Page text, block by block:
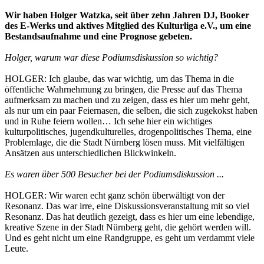
Wir haben Holger Watzka, seit über zehn Jahren DJ, Booker
des E-Werks und aktives Mitglied des Kulturliga e.V., um eine
Bestandsaufnahme und eine Prognose gebeten.
Holger, warum war diese Podiumsdiskussion so wichtig?
HOLGER: Ich glaube, das war wichtig, um das Thema in die
öffentliche Wahrnehmung zu bringen, die Presse auf das Thema
aufmerksam zu machen und zu zeigen, dass es hier um mehr geht,
als nur um ein paar Feiernasen, die selben, die sich zugekokst haben
und in Ruhe feiern wollen… Ich sehe hier ein wichtiges
kulturpolitisches, jugendkulturelles, drogenpolitisches Thema, eine
Problemlage, die die Stadt Nürnberg lösen muss. Mit vielfältigen
Ansätzen aus unterschiedlichen Blickwinkeln.
Es waren über 500 Besucher bei der Podiumsdiskussion ...
HOLGER: Wir waren echt ganz schön überwältigt von der
Resonanz. Das war irre, eine Diskussionsveranstaltung mit so viel
Resonanz. Das hat deutlich gezeigt, dass es hier um eine lebendige,
kreative Szene in der Stadt Nürnberg geht, die gehört werden will.
Und es geht nicht um eine Randgruppe, es geht um verdammt viele
Leute.